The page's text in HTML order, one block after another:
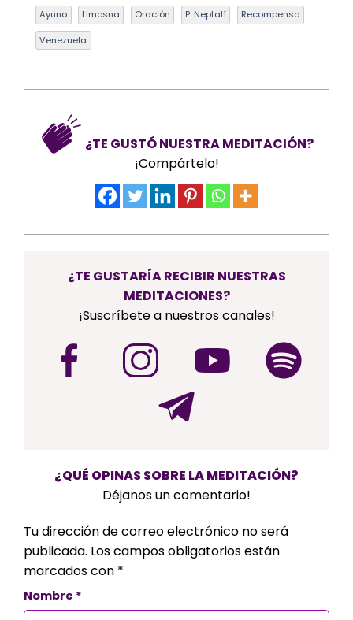
Ayuno Limosna Oración P. Neptalí Recompensa
Venezuela
¿TE GUSTÓ NUESTRA MEDITACIÓN?
¡Compártelo!
¿TE GUSTARÍA RECIBIR NUESTRAS
MEDITACIONES?
¡Suscríbete a nuestros canales!
¿QUÉ OPINAS SOBRE LA MEDITACIÓN?
Déjanos un comentario!
Tu dirección de correo electrónico no será
publicada. Los campos obligatorios están
marcados con *
Nombre *